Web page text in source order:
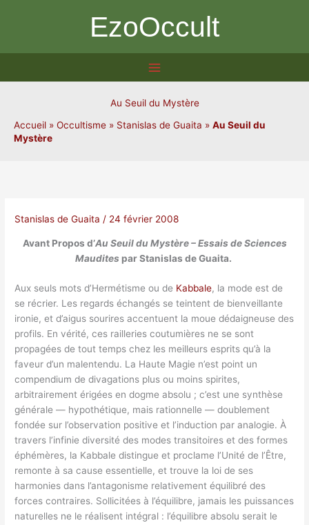
EzoOccult
Au Seuil du Mystère
Accueil » Occultisme » Stanislas de Guaita » Au Seuil du
Mystère
Stanislas de Guaita / 24 février 2008
Avant Propos d’Au Seuil du Mystère – Essais de Sciences
Maudites par Stanislas de Guaita.
Aux seuls mots d’Hermétisme ou de Kabbale, la mode est de
se récrier. Les regards échangés se teintent de bienveillante
ironie, et d’aigus sourires accentuent la moue dédaigneuse des
profils. En vérité, ces railleries coutumières ne se sont
propagées de tout temps chez les meilleurs esprits qu’à la
faveur d’un malentendu. La Haute Magie n’est point un
compendium de divagations plus ou moins spirites,
arbitrairement érigées en dogme absolu ; c’est une synthèse
générale — hypothétique, mais rationnelle — doublement
fondée sur l’observation positive et l’induction par analogie. À
travers l’infinie diversité des modes transitoires et des formes
éphémères, la Kabbale distingue et proclame l’Unité de l’Être,
remonte à sa cause essentielle, et trouve la loi de ses
harmonies dans l’antagonisme relativement équilibré des
forces contraires. Sollicitées à l’équilibre, jamais les puissances
naturelles ne le réalisent intégral : l’équilibre absolu serait le